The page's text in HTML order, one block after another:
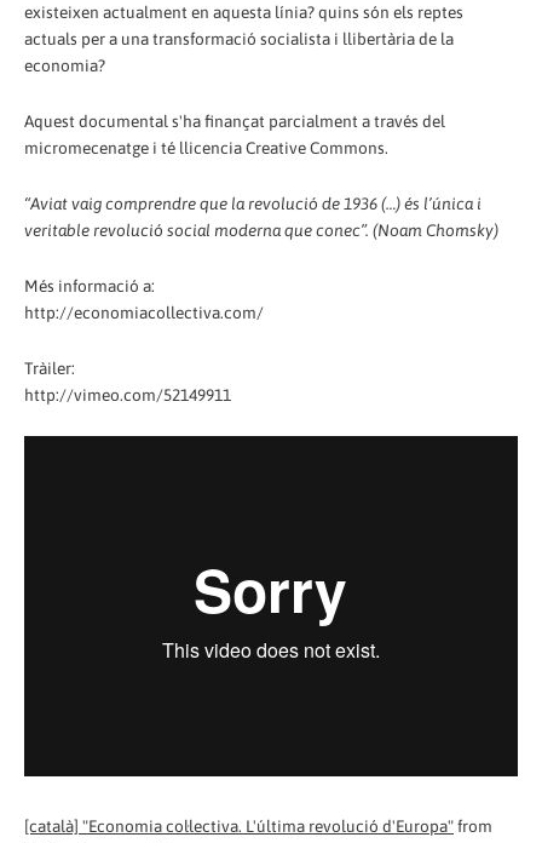
existeixen actualment en aquesta línia? quins són els reptes
actuals per a una transformació socialista i llibertària de la
economia?
Aquest documental s'ha finançat parcialment a través del
micromecenatge i té llicencia Creative Commons.
“Aviat vaig comprendre que la revolució de 1936 (…) és l’única i
veritable revolució social moderna que conec”. (Noam Chomsky)
Més informació a:
http://economiacollectiva.com/
Tràiler:
http://vimeo.com/52149911
[català] "Economia col·lectiva. L'última revolució d'Europa"from